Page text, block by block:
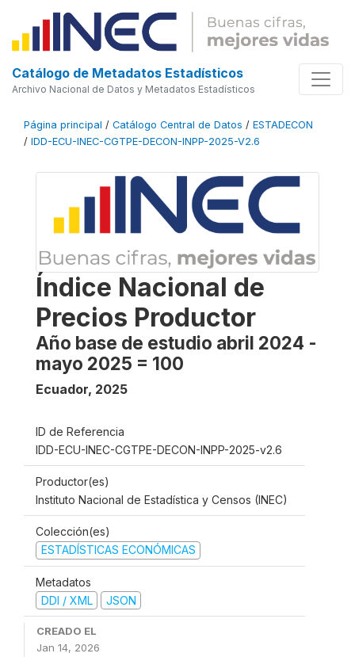
Catálogo de Metadatos Estadísticos
Archivo Nacional de Datos y Metadatos Estadísticos
Página principal / Catálogo Central de Datos / ESTADECON
/ IDD-ECU-INEC-CGTPE-DECON-INPP-2025-V2.6
Índice Nacional de
Precios Productor
Año base de estudio abril 2024 -
mayo 2025 = 100
Ecuador, 2025
ID de Referencia
IDD-ECU-INEC-CGTPE-DECON-INPP-2025-v2.6
Productor(es)
Instituto Nacional de Estadística y Censos (INEC)
Colección(es)
ESTADÍSTICAS ECONÓMICAS
Metadatos
DDI / XML
JSON
CREADO EL
Jan 14, 2026